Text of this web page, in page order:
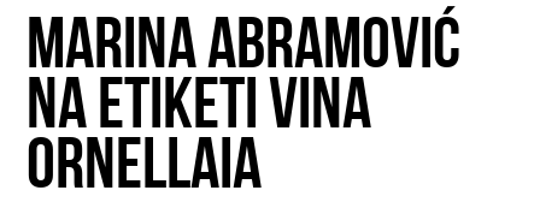
MARINA ABRAMOVIĆ
NA ETIKETI VINA
ORNELLAIA